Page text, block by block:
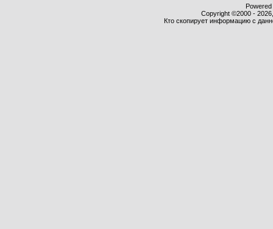
Copyright ©2000 -
Кто скопирует информацию с